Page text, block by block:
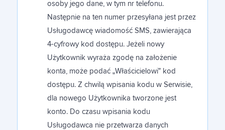
osoby jego dane, w tym nr telefonu.
Następnie na ten numer przesyłana jest przez
Usługodawcę wiadomość SMS, zawierająca
4-cyfrowy kod dostępu. Jeżeli nowy
Użytkownik wyraża zgodę na założenie
konta, może podać „Właścicielowi” kod
dostępu. Z chwilą wpisania kodu w Serwisie,
dla nowego Użytkownika tworzone jest
konto. Do czasu wpisania kodu
Usługodawca nie przetwarza danych